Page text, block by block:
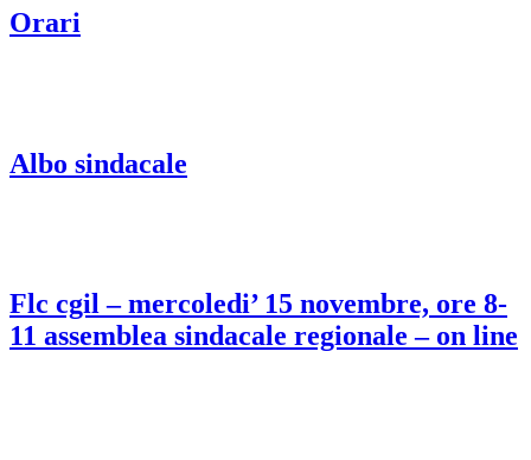
Orari
Albo sindacale
Flc cgil – mercoledi’ 15 novembre, ore 8-
11 assemblea sindacale regionale – on line